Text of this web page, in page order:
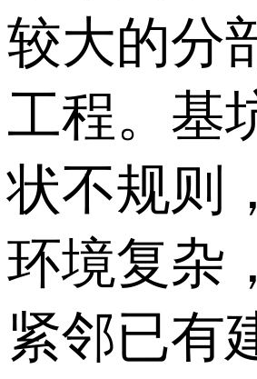
较大的分
工程。基
状不规则
环境复杂
紧邻已有